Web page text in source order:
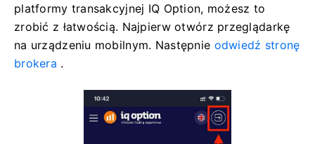
platformy transakcyjnej IQ Option, możesz to
zrobić z łatwością. Najpierw otwórz przeglądarkę
na urządzeniu mobilnym. Następnie odwiedź stronę
brokera .